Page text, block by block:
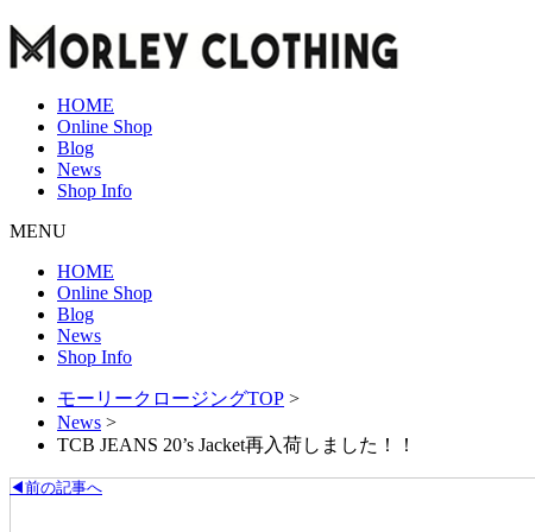
HOME
Online Shop
Blog
News
Shop Info
MENU
HOME
Online Shop
Blog
News
Shop Info
モーリークロージングTOP >
News >
TCB JEANS 20’s Jacket再入荷しました！！
◀前の記事へ